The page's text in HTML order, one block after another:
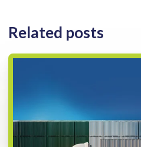
Related posts